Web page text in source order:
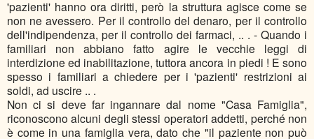
'pazienti' hanno ora diritti, però la struttura agisce come se
non ne avessero. Per il controllo del denaro, per il controllo
dell'indipendenza, per il controllo dei farmaci, .. . - Quando i
familiari non abbiano fatto agire le vecchie leggi di
interdizione ed inabilitazione, tuttora ancora in piedi ! E sono
spesso i familiari a chiedere per i 'pazienti' restrizioni ai
soldi, ad uscire .. .
Non ci si deve far ingannare dal nome "Casa Famiglia",
riconoscono alcuni degli stessi operatori addetti, perché non
è come in una famiglia vera, dato che "il paziente non può